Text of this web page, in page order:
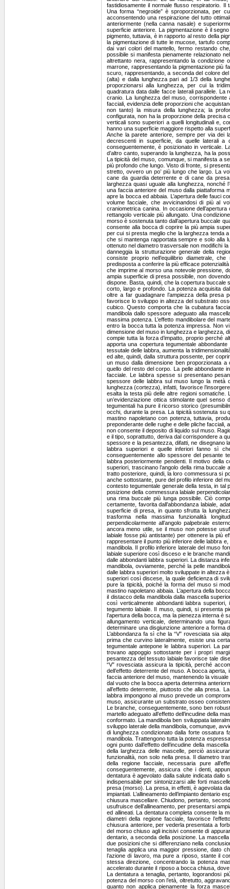
o verticale, determinando una figura geometrica ancora più accentuata in altezza. Tutta la conformazione labiale superiore conduce a determinare una disgiunzione anteriore a forma di “V” rovesciata, che è la conseguenza dell’abbondanza, dello spessore e della pesantezza tegumentale. L’abbondanza fa sì che la “V” rovesciata sia alquanto allungata, ossia dal punto dove inizia la disgiunzione al punto più basso dei margini labiali anteriori, prima che curvino lateralmente, esiste una certa distanza. Tale distanza disgiuntiva è sinonimo delle labbra molto sviluppate verticalmente. Lo spessore tegumentale antepone le labbra superiori. La parte superiore del muso, per questo, sopravanza la parte inferiore. Le labbra superiori sopravanzate non trovano appoggio sottostante per i propri margini, per cui anche a bocca chiusa la disgiunzione labiale anteriore disegna la tipica “V” rovesciata. La pesantezza del tessuto labiale favorisce tale disegno disgiuntivo, che si manifesta tale e quale alla disgiunzione visibile a bocca aperta. A bocca chiusa, la “V” rovesciata assicura la tipicità, perché accompagnata dallo sviluppo labiale verticale. Il disegno disgiuntivo anteriore funziona egregiamente a favore dell’effetto deterrente del muso. A bocca aperta, infatti, le labbra superiori abbondanti, spesse e pesanti, ideali a formare la “V” rovesciata, scendono sulla faccia anteriore del muso, mantenendo la visuale di un blocco facciale più coperto possibile. Anche in tal modo, la voluminosità del muso non perde efficacia dal vuoto che la bocca aperta determina anteriormente. La “V” rovesciata, come tutte le altre caratteristiche labiali, evidenzia che la priorità funzionale spetta all’effetto deterrente, piuttosto che alla presa. La funzione di presa, dal punto di vista labiale, non è agevolata al massimo, ma l’effetto deterrente che le labbra impongono al muso prevede un compromesso del genere. Mascelle La constatazione che sono forti è verificabile dallo sviluppo tridimensionale del muso, assicurante un substrato osseo consistente. Forti mascelle è sinonimo di morso potente, quindi, della massima funzionalità nel mastino napoletano. Le branche, conseguentemente, sono ben robuste, per quella sintonia mascellare tanto efficace. Le branche mandibolari ben robuste svolgono l’effetto del martello adeguato all’effetto dell’incudine della mascella